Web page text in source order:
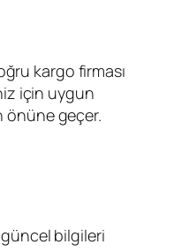
kargo firması
için uygun
önüne geçer.
bilgileri